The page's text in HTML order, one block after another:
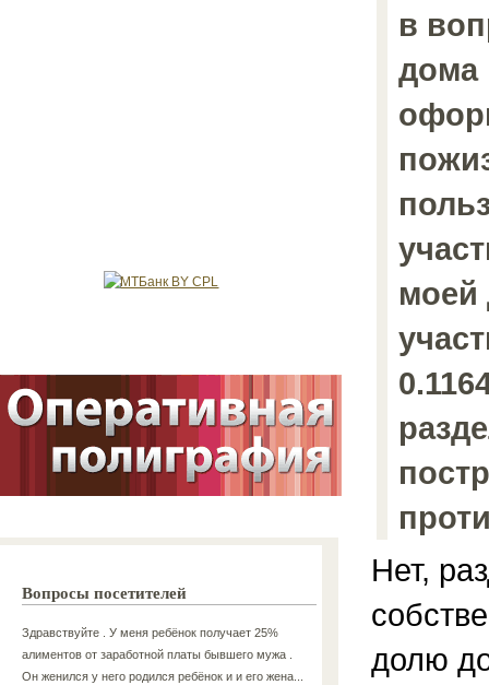
Вопросы посетителей
Здравствуйте . У меня ребёнок получает 25%
алиментов от заработной платы бывшего мужа .
Он женился у него родился ребёнок и и его жена...
в
дома
моей
Нет,
долю